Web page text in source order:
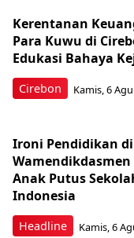
Cirebon
Kerentanan
Para Kuwu di
Edukasi Bahaya
Kamis, 6
Headline
Ironi Pendidikan
Wamendikdasmen
Anak Putus
Indonesia
Kamis, 6